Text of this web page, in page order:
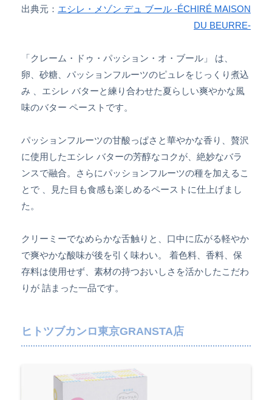
出典元： エシレ・メゾン デュ ブール -ÉCHIRÉ MAISON
DU BEURRE-
「クレーム・ドゥ・パッション・オ・ブール」 は、
卵、砂糖、パッションフルーツのピュレをじっくり煮込
み 、エシレ バターと練り合わせた夏らしい爽やかな風
味のバター ペーストです。
パッションフルーツの甘酸っぱさと華やかな香り、贅沢
に使用したエシレ バターの芳醇なコクが、絶妙なバラ
ンスで融合。さらにパッションフルーツの種を加えるこ
とで 、見た目も食感も楽しめるペーストに仕上げまし
た。
クリーミーでなめらかな舌触りと、口中に広がる軽やか
で爽やかな酸味が後を引く味わい。 着色料、香料、保
存料は使用せず、素材の持つおいしさを活かしたこだわ
りが 詰まった一品です。
ヒトツブカンロ東京GRANSTA店